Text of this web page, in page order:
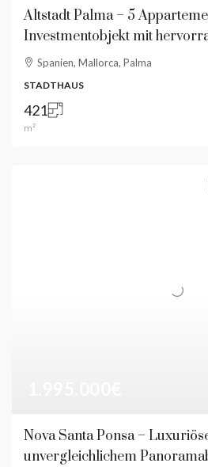
Altstadt Palma – 5
Investmentobjekt mit
Spanien, Mallorca, Palma
STADTHAUS
421
m²
Nova Santa Ponsa –
unvergleichlichem